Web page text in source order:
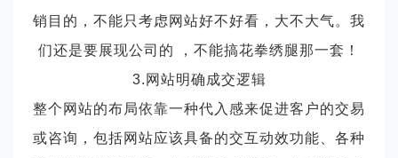
销目的，不能只考虑网站好不好看，大不大气。我
们还是要展现公司的 ，不能搞花拳绣腿那一套！
3.网站明确成交逻辑
整个网站的布局依靠一种代入感来促进客户的交易
或咨询，包括网站应该具备的交互动效功能、各种